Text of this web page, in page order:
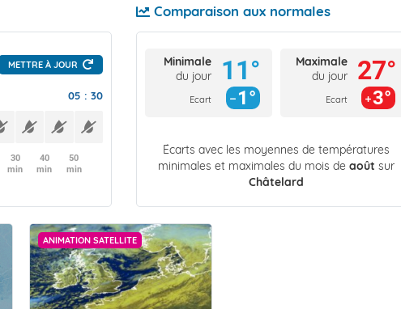
METTRE À JOUR
05 : 30
30
min
40
min
50
min
Comparaison aux normales
Minimale
du jour
Ecart
11°
1°
Maximale
du jour
Ecart
27°
3°
Écarts avec les moyennes de températures
minimales et maximales du mois de août sur
Châtelard
ANIMATION SATELLITE